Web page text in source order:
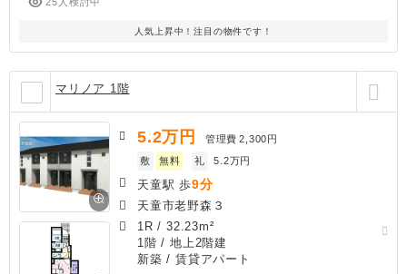
人気上昇中！注目の物件です！
マリノア 1階
5.2万円 管理費 2,300円
敷
無料 礼 5.2万円
天童駅 歩9分
天童市老野森３
1R /32.23m²
1階 / 地上2階建
新築 / 賃貸アパート